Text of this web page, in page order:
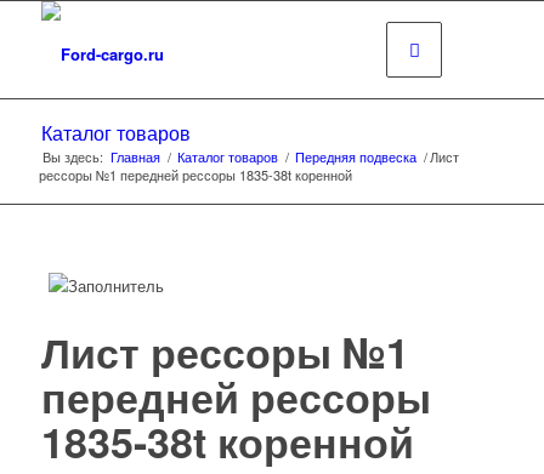
Каталог товаров
Вы здесь: Главная / Каталог товаров / Передняя подвеска / Лист
рессоры №1 передней рессоры 1835-38t коренной
Лист рессоры №1
передней рессоры
1835-38t коренной